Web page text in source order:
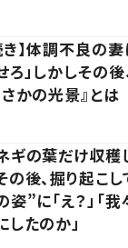
き】体調不良の
ろ」しかしその
さかの光景』とは
ギの葉だけ収穫
後、掘り起こ
姿”に「え？」「
したのか」